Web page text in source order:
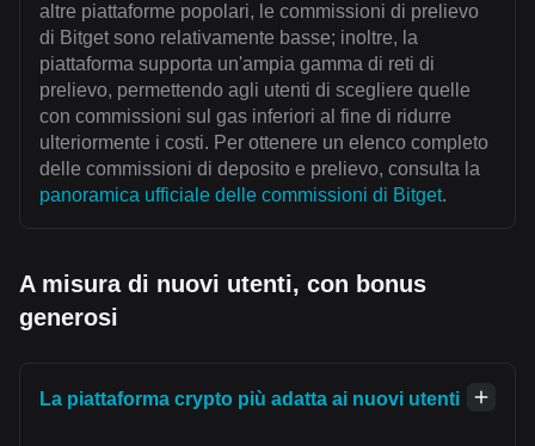
altre piattaforme popolari, le commissioni di prelievo
di Bitget sono relativamente basse; inoltre, la
piattaforma supporta un'ampia gamma di reti di
prelievo, permettendo agli utenti di scegliere quelle
con commissioni sul gas inferiori al fine di ridurre
ulteriormente i costi. Per ottenere un elenco completo
delle commissioni di deposito e prelievo, consulta la
panoramica ufficiale delle commissioni di Bitget.
A misura di nuovi utenti, con bonus
generosi
La piattaforma crypto più adatta ai nuovi utenti